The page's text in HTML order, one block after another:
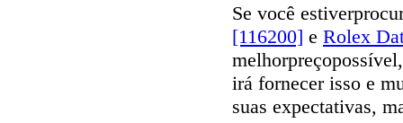
Se você
[116200] e Rolex
irá fornecer isso e
suas expectativas,